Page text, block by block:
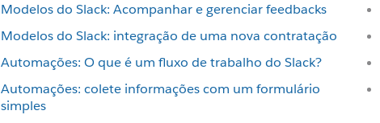
Modelos do Slack: Acompanhar e gerenciar feedbacks
Modelos do Slack: integração de uma nova contratação
Automações: O que é um fluxo de trabalho do Slack?
Automações: colete informações com um formulário
simples